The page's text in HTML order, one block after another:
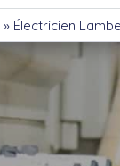
» Électricien